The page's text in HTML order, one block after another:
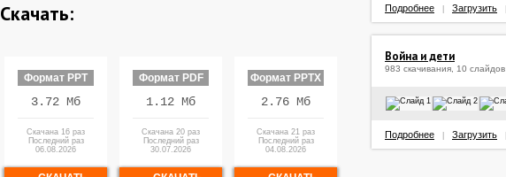
Скачать:
Формат PPT
3.72 Мб
Скачана 16 раз
Последний раз
06.08.2026
Формат PDF
1.12 Мб
Скачана 20 раз
Последний раз
30.07.2026
Формат PPTX
2.76 Мб
Скачана 21 раз
Последний раз
04.08.2026
Подробнее Загрузить
Война и дети
983 скачивания, 10 слайдов
Подробнее Загрузить